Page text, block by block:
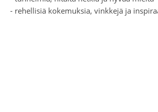
- rehellisiä kokemuksia, vinkkejä ja